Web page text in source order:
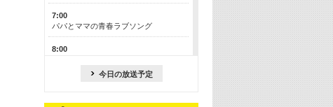
7:00
パパとママの青春ラブソング
8:00
今日の放送予定